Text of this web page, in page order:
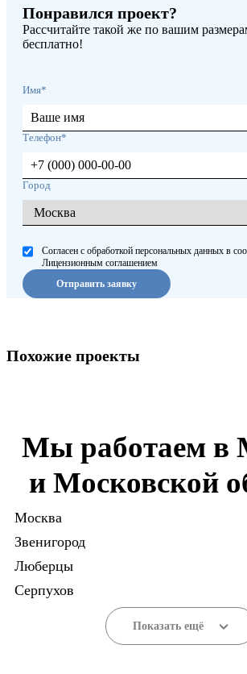
Понравился проект?
Рассчитайте такой же по вашим
бесплатно!
Имя*
Телефон*
Город
Согласен с обработкой персональных данных в
Лицензионным соглашением
Отправить заявку
Похожие проекты
Мы работаем в
и Московской
Москва
Звенигород
Люберцы
Серпухов
Показать ещё